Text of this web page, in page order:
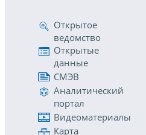
Открытое
ведомство
Открытые
данные
СМЭВ
Аналитический
портал
Видеоматериалы
Карта